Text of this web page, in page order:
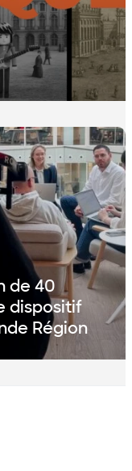
de 40
dispositif
Région